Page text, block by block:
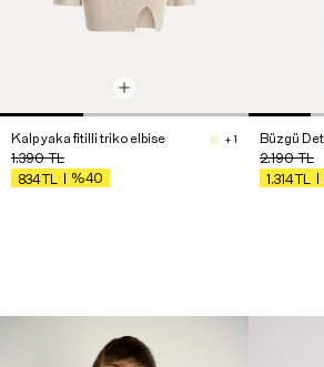
Kalp yaka fitilli triko elbise + 1
1.390TL
834TL %40
2.190TL
1.314TL